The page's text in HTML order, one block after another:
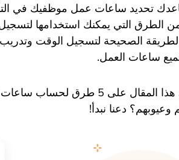
تحديد ساعات عمل موظفيك في
من الطرق التي يمكنك استخدامها
الطريقة الصحيحة لتسجيل الوقت
ساعات العمل.
ستتعرف في هذا المقال على 5
وعيوبهم؟ دعنا نبدأ!